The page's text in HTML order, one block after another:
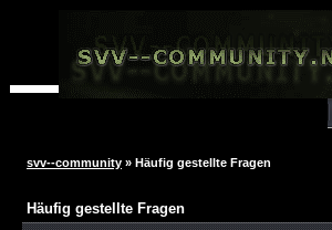
svv--community » Häufig gestellte Fragen
Häufig gestellte Fragen